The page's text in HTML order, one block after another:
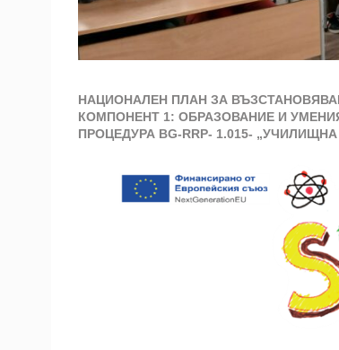
НАЦИОНАЛЕН ПЛАН ЗА
КОМПОНЕНТ 1: ОБРАЗОВАНИЕ И
ПРОЦЕДУРА BG-RRP- 1.015- „УЧИЛИЩНА